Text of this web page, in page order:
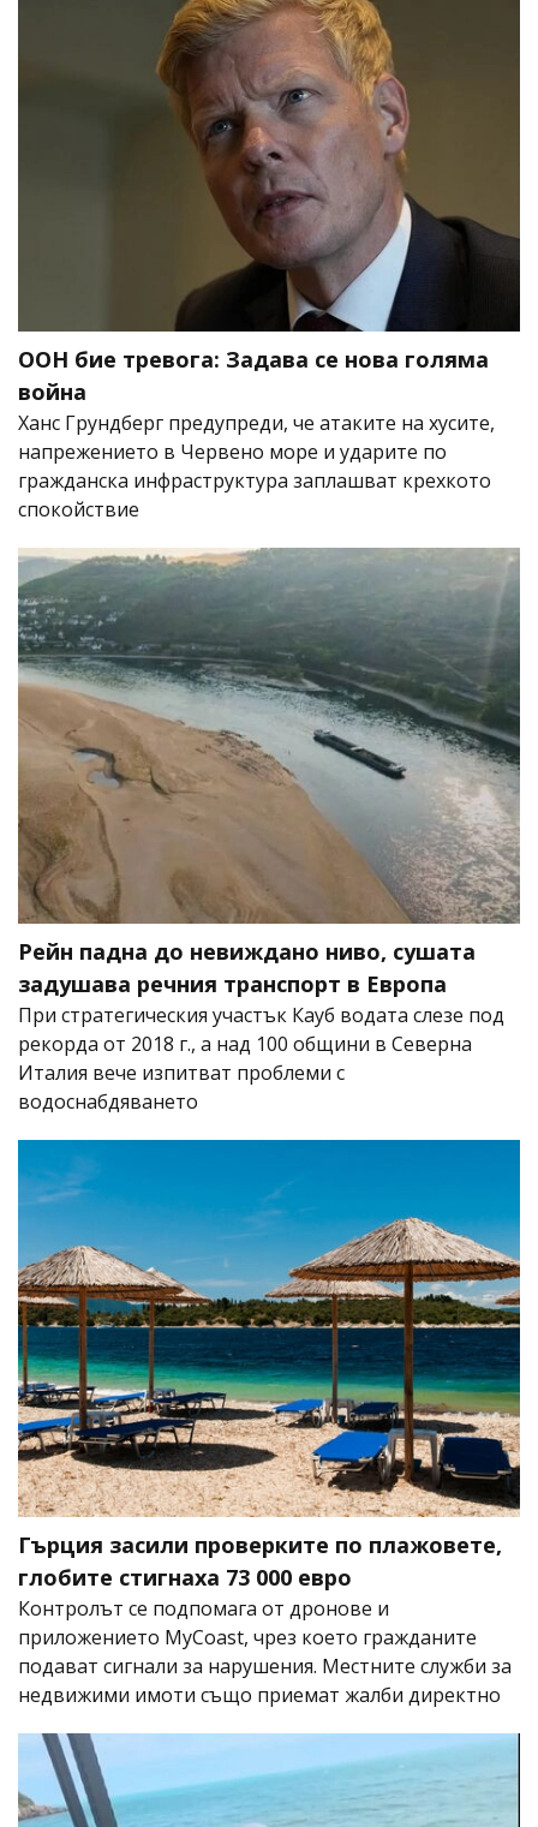
ООН бие тревога: Задава се нова голяма
война
Ханс Грундберг предупреди, че атаките на хусите,
напрежението в Червено море и ударите по
гражданска инфраструктура заплашват крехкото
спокойствие
Рейн падна до невиждано ниво, сушата
задушава речния транспорт в Европа
При стратегическия участък Кауб водата слезе под
рекорда от 2018 г., а над 100 общини в Северна
Италия вече изпитват проблеми с
водоснабдяването
Гърция засили проверките по плажовете,
глобите стигнаха 73 000 евро
Контролът се подпомага от дронове и
приложението MyCoast, чрез което гражданите
подават сигнали за нарушения. Местните служби за
недвижими имоти също приемат жалби директно